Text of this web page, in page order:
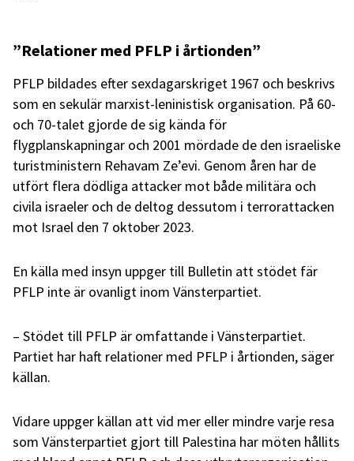
”Relationer med PFLP i årtionden”
PFLP bildades efter sexdagarskriget 1967 och beskrivs
som en sekulär marxist-leninistisk organisation. På 60-
och 70-talet gjorde de sig kända för
flygplanskapningar och 2001 mördade de den israeliske
turistministern Rehavam Ze’evi. Genom åren har de
utfört flera dödliga attacker mot både militära och
civila israeler och de deltog dessutom i terrorattacken
mot Israel den 7 oktober 2023.
En källa med insyn uppger till Bulletin att stödet fär
PFLP inte är ovanligt inom Vänsterpartiet.
– Stödet till PFLP är omfattande i Vänsterpartiet.
Partiet har haft relationer med PFLP i årtionden, säger
källan.
Vidare uppger källan att vid mer eller mindre varje resa
som Vänsterpartiet gjort till Palestina har möten hållits